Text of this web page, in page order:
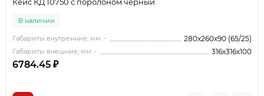
В наличии
Габариты внутренние, мм. - 280x260x90 (65/25)
Габариты внешние, мм. - 316x316x100
6784.45 ₽